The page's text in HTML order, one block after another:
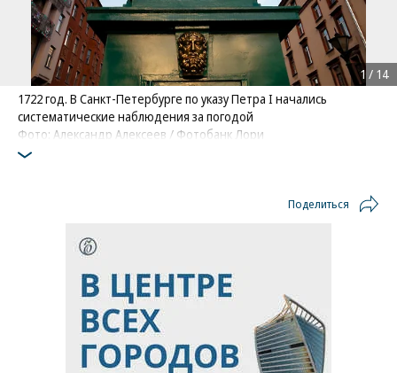
1722 год. В Санкт-Петербурге по указу Петра I начались
систематические наблюдения за погодой
Фото: Александр Алексеев / Фотобанк Лори
1 / 14
Поделиться